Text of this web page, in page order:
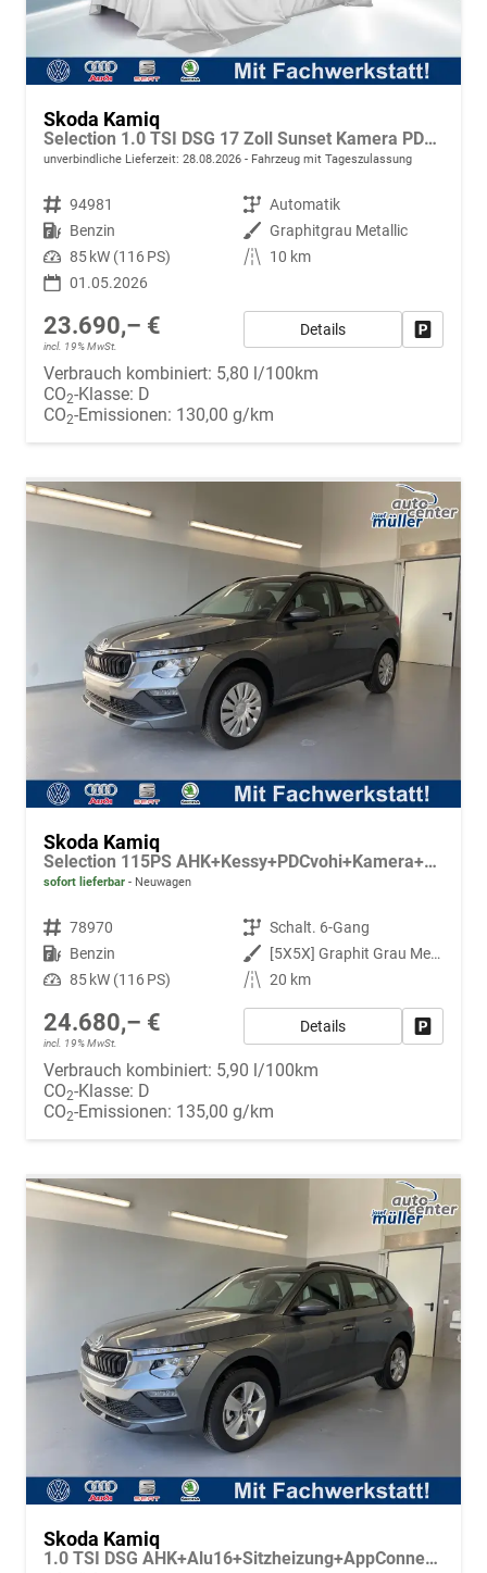
Skoda Kamiq
Selection 1.0 TSI DSG 17 Zoll Sunset Kamera PDC v+h
unverbindliche Lieferzeit: 28.08.2026 Fahrzeug mit Tageszulassung
Fahrzeugnr. 94981 Getriebe Automatik
Kraftstoff Benzin Außenfarbe Graphitgrau Metallic
Leistung 85 kW (116 PS) Kilometerstand
10 km
01.05.2026
23.690,– €
incl. 19% MwSt.
Details
Verbrauch kombiniert: 5,80 l/100km
CO2-Klasse: D
CO2-Emissionen: 130,00 g/km
Skoda Kamiq
Selection 115PS AHK+Kessy+PDCvohi+Kamera+Climatronic+AppConnect+Sitzheizung
sofort lieferbar Neuwagen
Fahrzeugnr. 78970 Getriebe Schalt. 6-Gang
Kraftstoff Benzin Außenfarbe
[5X5X] Graphit Grau Metallic
Leistung 85 kW (116 PS) Kilometerstand 20 km
24.680,– €
incl. 19% MwSt.
Details
Verbrauch kombiniert: 5,90 l/100km
CO2-Klasse: D
CO2-Emissionen: 135,00 g/km
Skoda Kamiq
1.0 TSI DSG AHK+Alu16+Sitzheizung+AppConnect+GV5+LED+Nebel+Klima